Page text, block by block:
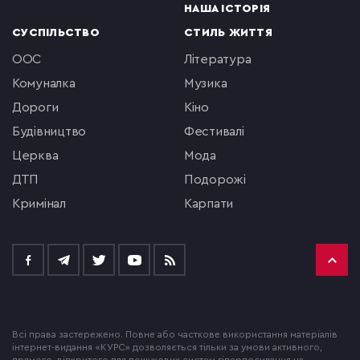
НАША ІСТОРІЯ
СУСПІЛЬСТВО
ООС
комуналка
Дороги
будівництво
церква
ДТП
кримінал
СТИЛЬ ЖИТТЯ
література
музика
кіно
фестивалі
мода
подорожі
Карпати
Всі права застережено. Повне або часткове використання матеріалів
інтернет-видання «КУРС» дозволяється тільки за умови активного,